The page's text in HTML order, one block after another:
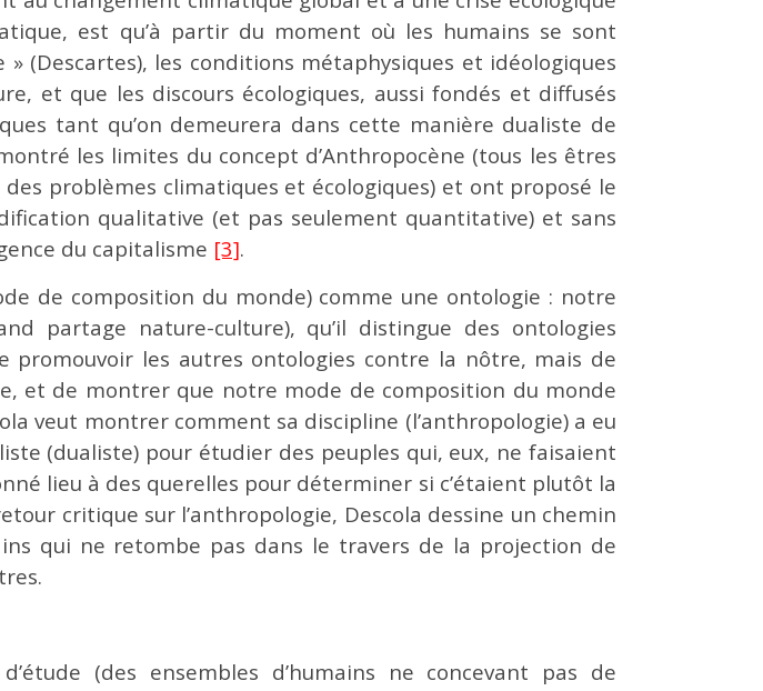
est qu’à partir du moment où les humains se sont
(Descartes), les conditions métaphysiques et idéologiques
et que les discours écologiques, aussi fondés et diffusés
tant qu’on demeurera dans cette manière dualiste de
les limites du concept d’Anthropocène (tous les êtres
problèmes climatiques et écologiques) et ont proposé le
qualitative (et pas seulement quantitative) et sans
du capitalisme [3].
de composition du monde) comme une ontologie : notre
partage nature-culture), qu’il distingue des ontologies
promouvoir les autres ontologies contre la nôtre, mais de
et de montrer que notre mode de composition du monde
veut montrer comment sa discipline (l’anthropologie) a eu
(dualiste) pour étudier des peuples qui, eux, ne faisaient
lieu à des querelles pour déterminer si c’étaient plutôt la
critique sur l’anthropologie, Descola dessine un chemin
qui ne retombe pas dans le travers de la projection de
(des ensembles d’humains ne concevant pas de